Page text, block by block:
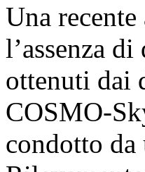
Una
l’assenza
ottenuti dai
COSMO-
condotto